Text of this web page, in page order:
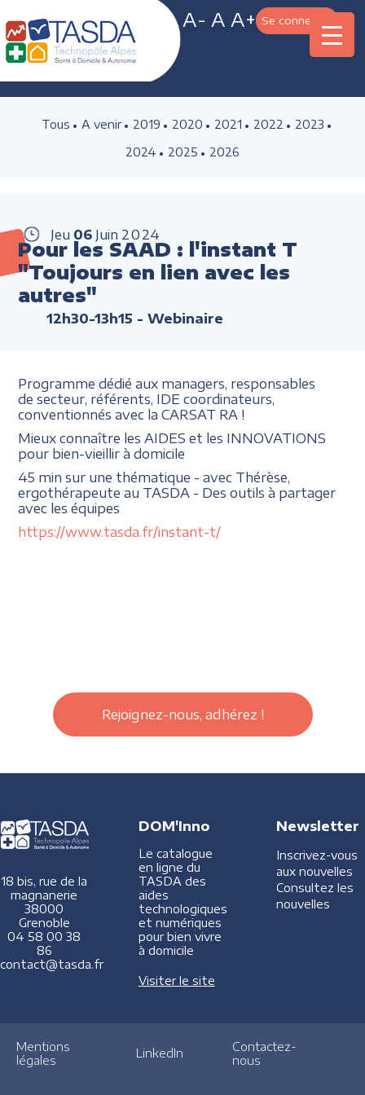
A- A A+ Se connecter
Tous A venir 2019 2020 2021 2022
2023
2024
2025 2026
Jeu 06 Juin 2024
Pour les SAAD : l'instant T
"Toujours en lien avec les
autres"
12h30-13h15 - Webinaire
Programme dédié aux managers, responsables
de secteur, référents, IDE coordinateurs,
conventionnés avec la CARSAT RA !
Mieux connaître les AIDES et les INNOVATIONS
pour bien-vieillir à domicile
45 min sur une thématique - avec Thérèse,
ergothérapeute au TASDA - Des outils à partager
avec les équipes
https://www.tasda.fr/instant-t/
Rejoignez-nous, adhérez !
18 bis, rue de la
magnanerie
38000
Grenoble
04 58 00 38
86
contact@tasda.fr
DOM'Inno
Le catalogue
en ligne du
TASDA des
aides
technologiques
et numériques
pour bien vivre
à domicile
Visiter le site
Newsletter
Inscrivez-vous
aux nouvelles
Consultez les
nouvelles
Mentions
légales
LinkedIn
Contactez-
nous